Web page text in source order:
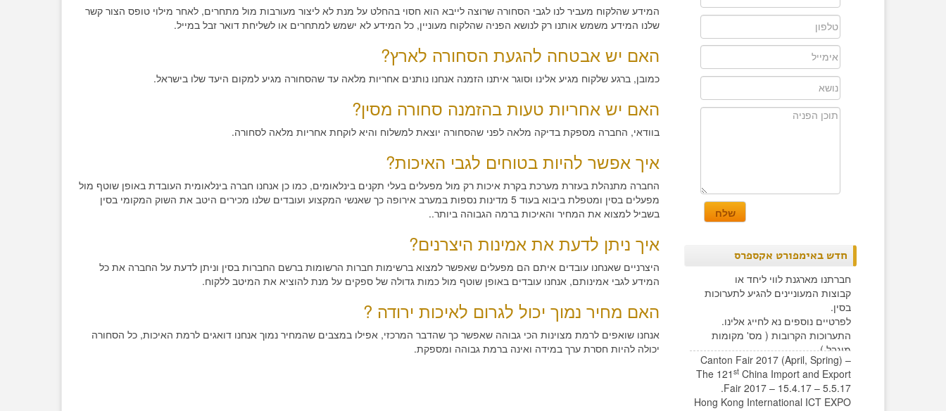
המידע שהלקוח מעביר לנו לגבי הסחורה שרוצה לייבא הוא חסוי בהחלט על מנת לא ליצור מעורבות מול מתחרים, לאחר מילוי טופס הצור קשר
שלנו המידע משמש אותנו רק לנושא הפניה שהלקוח מעוניין, כל המידע לא ישמש למתחרים או לשליחת דואר זבל במייל.
האם יש אבטחה להגעת הסחורה לארץ?
כמובן, ברגע שלקוח מגיע אלינו וסוגר איתנו הזמנה אנחנו נותנים אחריות מלאה עד שהסחורה מגיע למקום היעד שלו בישראל.
האם יש אחריות טעות בהזמנה סחורה מסין?
בוודאי, החברה מספקת בדיקה מלאה לפני שהסחורה יוצאת למשלוח והיא לוקחת אחריות מלאה לסחורה.
איך אפשר להיות בטוחים לגבי האיכות?
החברה מתנהלת בעזרת מערכת בקרת איכות רק מול מפעלים בעלי תקנים בינלאומים, כמו כן אנחנו חברה בינלאומית העובדת באופן שוטף מול
מפעלים בסין ומטפלת ביבוא בעוד 5 מדינות נספות במערב אירופה כך שאנשי המקצוע ועובדים שלנו מכירים היטב את השוק המקומי בסין
בשביל למצוא את המחיר והאיכות ברמה הגבוהה ביותר..
איך ניתן לדעת את אמינות היצרנים?
היצרניים שאנחנו עובדים איתם הם מפעלים שאפשר למצוא ברשימות חברות הרשומות ברשם החברות בסין וניתן לדעת על החברה את כל
המידע לגבי אמינותם, אנחנו עובדים באופן שוטף מול כמות גדולה של ספקים על מנת להוציא את המיטב ללקוח.
האם מחיר נמוך יכול לגרום לאיכות ירודה ?
אנחנו שואפים לרמת מצוינות הכי גבוהה שאפשר כך שהדבר המרכזי, אפילו במצבים שהמחיר נמוך אנחנו דואגים לרמת האיכות, כל הסחורה
יכולה להיות חסרת ערך במידה ואינה ברמת גבוהה ומספקת.
חדש באימפורט אקספרס
חברתנו מארגנת לווי ליחד או
קבוצות המעוניינים להגיע לתערוכות
בסין.
לפרטיים נוספים נא לחייג אלינו.
התערוכות הקרובות ( מס' מקומות
מוגבל )
Canton Fair 2017 (April, Spring) –
The 121 st China Import and Export
Fair 2017 – 15.4.17 – 5.5.17.
Hong Kong International ICT EXPO